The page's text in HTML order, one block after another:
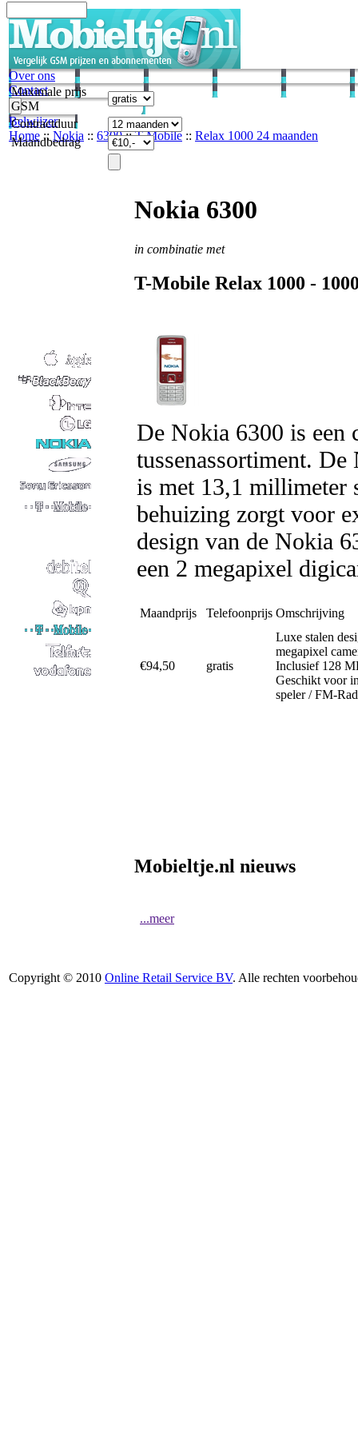
Over ons
Contact
Belwijzer
Home :: Nokia :: 6300::T-Mobile :: Relax 1000 24 maanden
Maximale prijs
GSM
Contractduur
Maandbedrag
Nokia 6300
in combinatie met
T-Mobile Relax 1000 -
De Nokia 6300 is een
tussenassortiment.
is met 13,1 millimeter
behuizing zorgt voor
design van de Nokia
een 2 megapixel
Maandprijs Telefoonprijs Omschrijving
€94,50 gratis
Luxe stalen
megapixel
Inclusief 128
Geschikt voor
speler / FM-
Mobieltje.nl nieuws
...meer
Copyright © 2010 Online Retail Service BV. Alle rechten